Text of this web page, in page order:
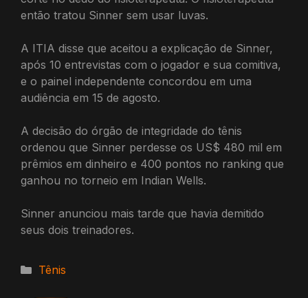
então tratou Sinner sem usar luvas.
A ITIA disse que aceitou a explicação de Sinner,
após 10 entrevistas com o jogador e sua comitiva,
e o painel independente concordou em uma
audiência em 15 de agosto.
A decisão do órgão de integridade do tênis
ordenou que Sinner perdesse os US$ 480 mil em
prêmios em dinheiro e 400 pontos no ranking que
ganhou no torneio em Indian Wells.
Sinner anunciou mais tarde que havia demitido
seus dois treinadores.
Categorias
Tênis